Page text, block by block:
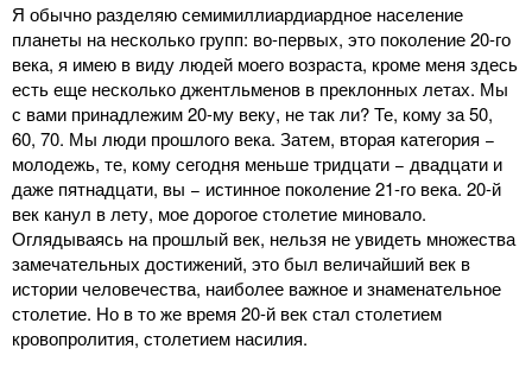
Я обычно разделяю семимиллиардиардное население
планеты на несколько групп: во-первых, это поколение 20-го
века, я имею в виду людей моего возраста, кроме меня здесь
есть еще несколько джентльменов в преклонных летах. Мы
с вами принадлежим 20-му веку, не так ли? Те, кому за 50,
60, 70. Мы люди прошлого века. Затем, вторая категория −
молодежь, те, кому сегодня меньше тридцати − двадцати и
даже пятнадцати, вы − истинное поколение 21-го века. 20-й
век канул в лету, мое дорогое столетие миновало.
Оглядываясь на прошлый век, нельзя не увидеть множества
замечательных достижений, это был величайший век в
истории человечества, наиболее важное и знаменательное
столетие. Но в то же время 20-й век стал столетием
кровопролития, столетием насилия.